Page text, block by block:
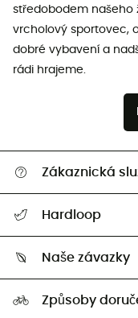
středobodem našeho
vrcholový sportovec,
dobré vybavení a
rádi hrajeme.
Zákaznická
Vrácení zboží a peněz
Hardloop
Naši Ambasadoři
Naše závazky
Second hand
Způsoby